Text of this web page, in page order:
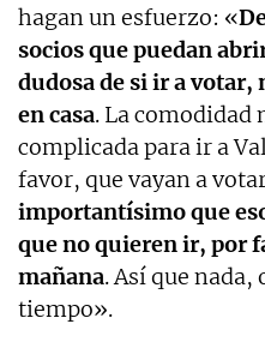
hagan un esfuerzo: «
socios que puedan
dudosa de si ir a votar,
en casa. La comodidad
complicada para ir a
favor, que vayan a
importantísimo que
que no quieren ir, por
mañana. Así que nada,
tiempo».